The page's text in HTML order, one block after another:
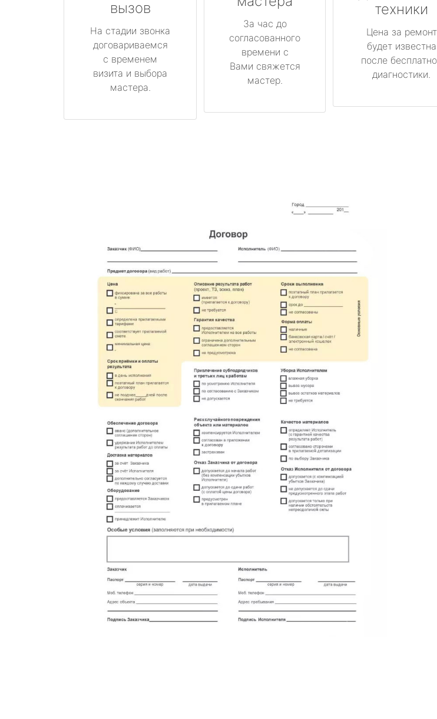
вызов
На стадии звонка
договариваемся
с временем
визита и выбора
мастера.
За час до
согласованного
времени с
Вами свяжется
мастер.
техники
Цена за ремонт
будет известна
после
диагностики.